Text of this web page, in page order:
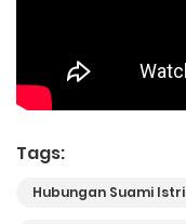
Tags:
Hubungan Suami Istri